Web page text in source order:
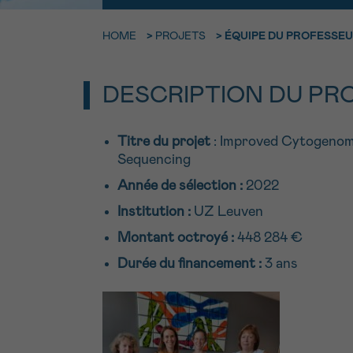
HOME > PROJETS > ÉQUIPE DU
DESCRIPTION DU
Titre du projet : Improved
Sequencing
Année de sélection : 2022
Institution : UZ Leuven
Montant octroyé : 448 284 €
Durée du financement : 3 ans
Par
0800 15
Je
VOTRE QUESTION
*CHAMP